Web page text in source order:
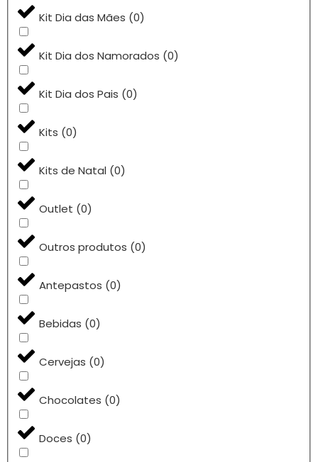
Kit Dia das Mães (0)
Kit Dia dos Namorados (0)
Kit Dia dos Pais (0)
Kits (0)
Kits de Natal (0)
Outlet (0)
Outros produtos (0)
Antepastos (0)
Bebidas (0)
Cervejas (0)
Chocolates (0)
Doces (0)